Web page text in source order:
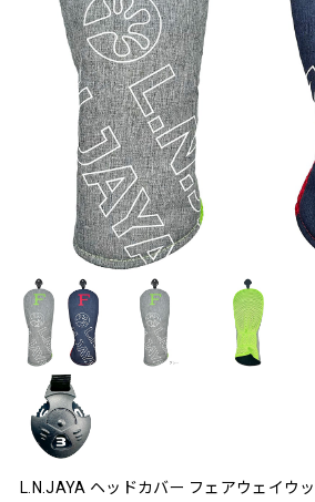
L.N.JAYA ヘッドカバー フェアウェイウ